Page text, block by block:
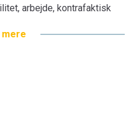
arbejde, kontrafaktisk
og mange flere.
Henriksen, Michael
mere